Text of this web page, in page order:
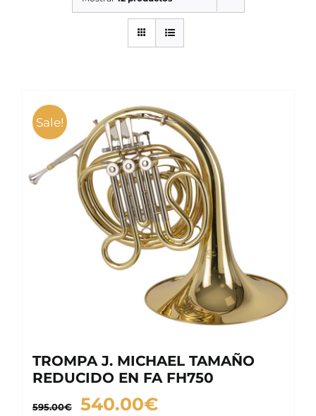
SERVICIOS TALLER
OCASIÓN
Sale!
TROMPA J. MICHAEL TAMAÑO
REDUCIDO EN FA FH750
595.00€
El
540.00€El